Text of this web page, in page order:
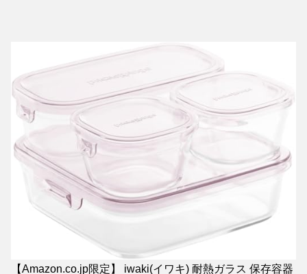
【Amazon.co.jp限定】 iwaki(イワキ) 耐熱ガラス 保存容器